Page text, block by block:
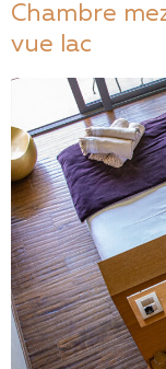
Chambre
vue lac